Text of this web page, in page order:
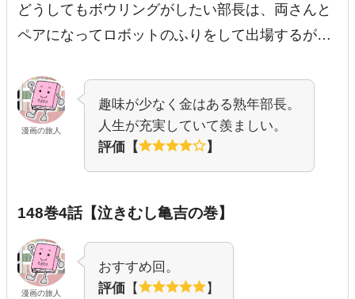
どうしてもボウリングがしたい部長は、両さんと
ペアになってロボットのふりをして出場するが…
漫画の旅人
趣味が少なく金はある熟年部長。
人生が充実していて羨ましい。
評価【
】
148巻4話【泣きむし亀吉の巻】
漫画の旅人
おすすめ回。
評価 【 】